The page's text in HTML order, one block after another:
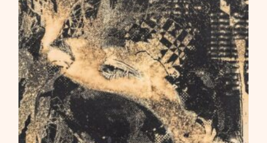
1500,00€